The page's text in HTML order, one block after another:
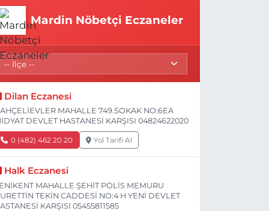
Mardin Nöbetçi Eczaneler
Dilan Eczanesi
MAHALLE 749.SOKAK NO:6EA
DEVLET HASTANESİ KARŞISI 04824622020
0 (482) 462 20 20 Yol Tarifi Al
Halk Eczanesi
MAHALLE ŞEHİT POLİS MEMURU
TEKİN CADDESİ NO:4 H YENİ DEVLET
KARŞISI 05455811585